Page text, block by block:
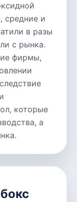
средние и
в разы
с рынка.
фирмы,
которые
а